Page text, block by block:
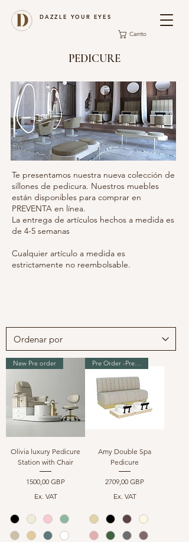
DAZZLE YOUR EYES
Carrito
PEDICURE
Te presentamos nuestra nueva colección de
sillones de pedicura. Nuestros muebles
están disponibles para comprar en
PREVENTA en línea.
La entrega de artículos hechos a medida es
de 4-5 semanas
Cualquier artículo a medida es
estrictamente no reembolsable.
New Pre order
Olivia luxury Pedicure
Station with Chair
Precio
1500,00 GBP
Ex. VAT
Pre Order -Premium Range
Amy Double Spa
Pedicure
Precio
2709,00 GBP
Ex. VAT